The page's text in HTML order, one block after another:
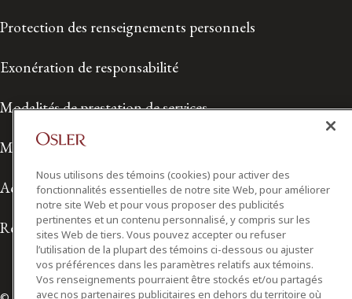
Protection des renseignements personnels
Exonération de responsabilité
Modalités de prestation de services
Modalités d'utilisation
Accessibilité
Relations avec les médias
Nous utilisons des témoins (cookies) pour activer des
fonctionnalités essentielles de notre site Web, pour améliorer
notre site Web et pour vous proposer des publicités
pertinentes et un contenu personnalisé, y compris sur les
sites Web de tiers. Vous pouvez accepter ou refuser
l’utilisation de la plupart des témoins ci-dessous ou ajuster
vos préférences dans les paramètres relatifs aux témoins.
Vos renseignements pourraient être stockés et/ou partagés
avec nos partenaires publicitaires en dehors du territoire où